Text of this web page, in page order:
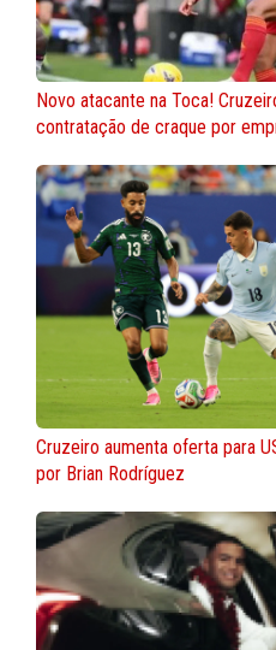
Novo atacante na Toca!
contratação de craque por
Cruzeiro aumenta oferta para
por Brian Rodríguez